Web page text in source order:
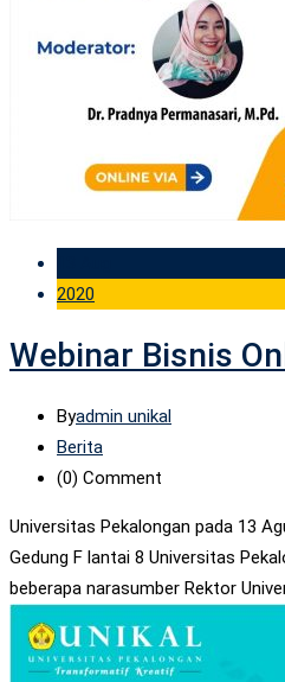
2020
Webinar Bisnis
Byadmin unikal
Berita
(0) Comment
Universitas Pekalongan pada 13
Gedung F lantai 8 Universitas
beberapa narasumber Rektor